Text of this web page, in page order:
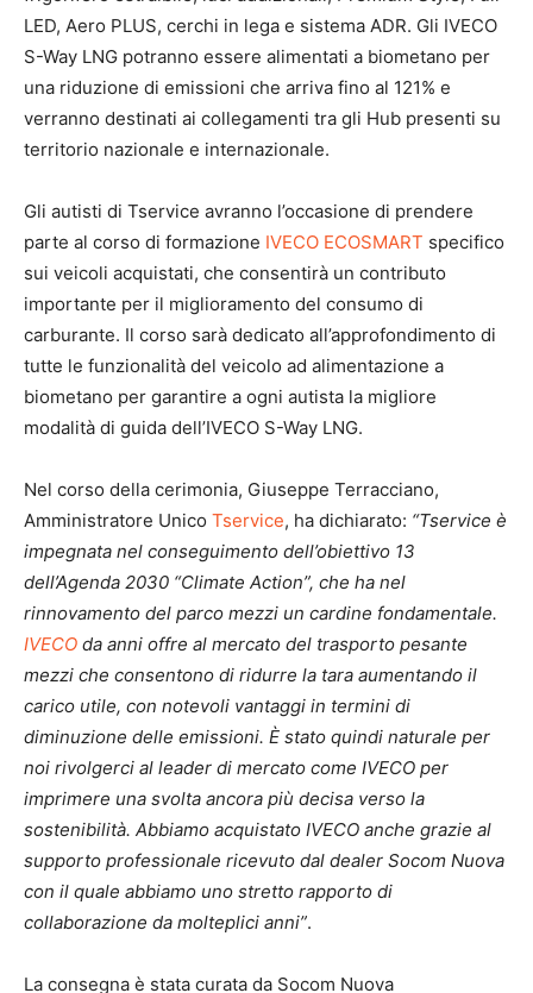
LED, Aero PLUS, cerchi in lega e sistema ADR. Gli IVECO
S-Way LNG potranno essere alimentati a biometano per
una riduzione di emissioni che arriva fino al 121% e
verranno destinati ai collegamenti tra gli Hub presenti su
territorio nazionale e internazionale.
Gli autisti di Tservice avranno l’occasione di prendere
parte al corso di formazione IVECO ECOSMART specifico
sui veicoli acquistati, che consentirà un contributo
importante per il miglioramento del consumo di
carburante. Il corso sarà dedicato all’approfondimento di
tutte le funzionalità del veicolo ad alimentazione a
biometano per garantire a ogni autista la migliore
modalità di guida dell’IVECO S-Way LNG.
Nel corso della cerimonia, Giuseppe Terracciano,
Amministratore Unico Tservice, ha dichiarato: “Tservice è
impegnata nel conseguimento dell’obiettivo 13
dell’Agenda 2030 “Climate Action”, che ha nel
rinnovamento del parco mezzi un cardine fondamentale.
IVECO da anni offre al mercato del trasporto pesante
mezzi che consentono di ridurre la tara aumentando il
carico utile, con notevoli vantaggi in termini di
diminuzione delle emissioni. È stato quindi naturale per
noi rivolgerci al leader di mercato come IVECO per
imprimere una svolta ancora più decisa verso la
sostenibilità. Abbiamo acquistato IVECO anche grazie al
supporto professionale ricevuto dal dealer Socom Nuova
con il quale abbiamo uno stretto rapporto di
collaborazione da molteplici anni”.
La consegna è stata curata da Socom Nuova